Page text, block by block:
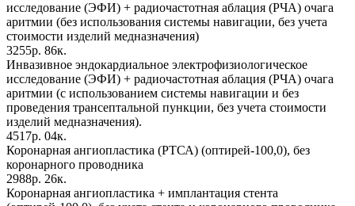
исследование (ЭФИ) + радиочастотная аблация (РЧА) очага
аритмии (без использования системы навигации, без учета
стоимости изделий медназначения)
3255р. 86к.
Инвазивное эндокардиальное электрофизиологическое
исследование (ЭФИ) + радиочастотная аблация (РЧА) очага
аритмии (с использованием системы навигации и без
проведения трансептальной пункции, без учета стоимости
изделий медназначения).
4517р. 04к.
Коронарная ангиопластика (РТСА) (оптирей-100,0), без
коронарного проводника
2988р. 26к.
Коронарная ангиопластика + имплантация стента